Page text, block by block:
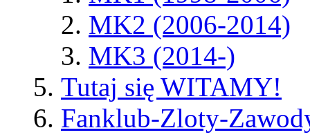
MK2 (2006-2014)
MK3 (2014-)
Tutaj się WITAMY!
Fanklub-Zloty-